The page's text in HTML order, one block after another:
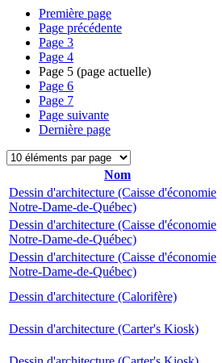
Première page
Page précédente
Page 3
Page 4
Page 5 (page actuelle)
Page 6
Page 7
Page suivante
Dernière page
Nom
Dessin d'architecture (Caisse d'économie
Notre-Dame-de-Québec)
Dessin d'architecture (Caisse d'économie
Notre-Dame-de-Québec)
Dessin d'architecture (Caisse d'économie
Notre-Dame-de-Québec)
Dessin d'architecture (Calorifère)
Dessin d'architecture (Carter's Kiosk)